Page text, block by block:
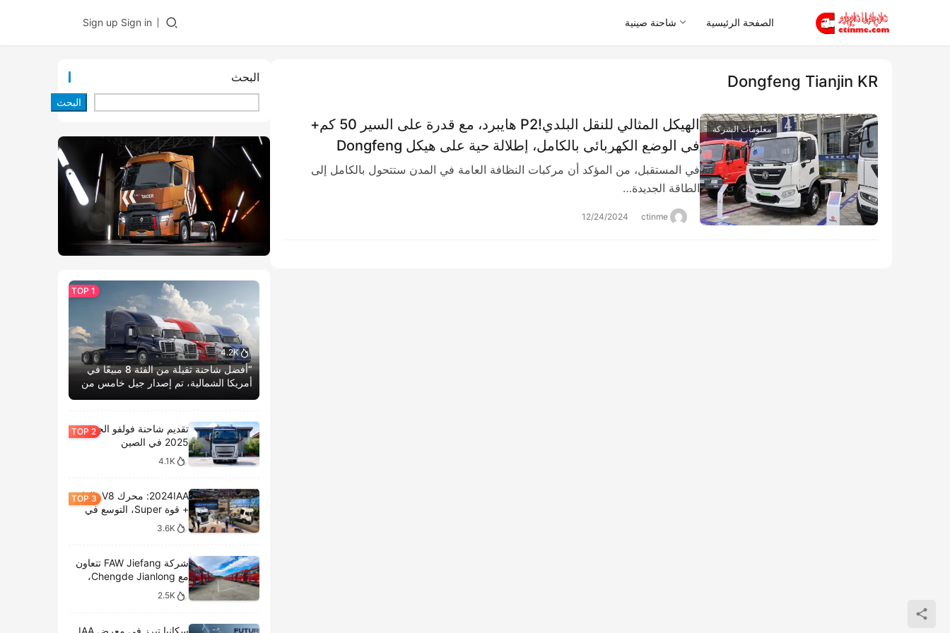
الصفحة الرئيسية شاحنة صينية Sign in
Sign up
Dongfeng Tianjin KR
معلومات الشركة
الهيكل المثالي للنقل البلدي!P2 هايبرد، مع قدرة على السير 50 كم+
في الوضع الكهربائي بالكامل، إطلالة حية على هيكل Dongfeng
Tianjin KR الهجين من الفئة الثانية.
في المستقبل، من المؤكد أن مركبات النظافة العامة في المدن ستتحول بالكامل إلى
الطاقة الجديدة…
ctinme
12/24/2024
البحث
البحث
4.2K
“أفضل شاحنة ثقيلة من الفئة 8 مبيعًا في
أمريكا الشمالية، تم إصدار جيل خامس من
تقديم شاحنة فولفو الجديدة
2025 في الصين
4.1K
2024IAA: محرك V8، الغاز
+ قوة Super، التوسع في
الطرازات الكهربائية،
وتحليل المعروضات الداخلية
3.6K
شركة FAW Jiefang تتعاون
مع Chengde Jianlong،
وتكشف النقاب عن تسليم
2.5K
سكانيا تبرز في معرض IAA